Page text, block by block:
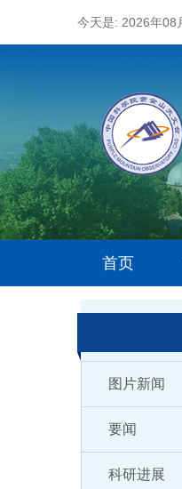
今天是: 2026年08
首页
图片新闻
要闻
科研进展